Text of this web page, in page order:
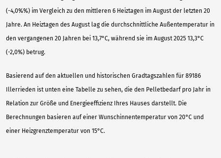
(-4,0%%) im Vergleich zu den mittleren 6 Heiztagen im August der letzten 20
Jahre. An Heiztagen des August lag die durchschnittliche Außentemperatur in
den vergangenen 20 Jahren bei 13,7°C, während sie im August 2025 13,3°C
(-2,0%) betrug.
Basierend auf den aktuellen und historischen Gradtagszahlen für 89186
Illerrieden ist unten eine Tabelle zu sehen, die den Pelletbedarf pro Jahr in
Relation zur Größe und Energieeffizienz Ihres Hauses darstellt. Die
Berechnungen basieren auf einer Wunschinnentemperatur von 20°C und
einer Heizgrenztemperatur von 15°C.